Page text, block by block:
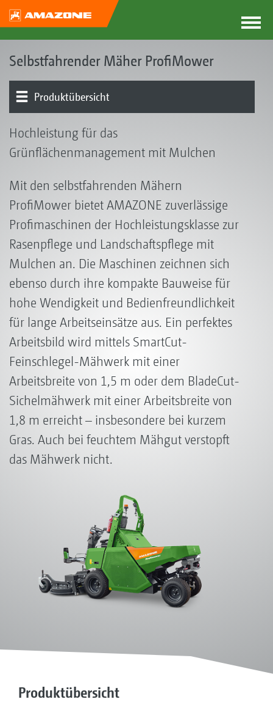
Selbstfahrender Mäher ProfiMower
Produktübersicht
Hochleistung für das
Grünflächenmanagement mit Mulchen
Mit den selbstfahrenden Mähern
ProfiMower bietet AMAZONE zuverlässige
Profimaschinen der Hochleistungsklasse zur
Rasenpflege und Landschaftspflege mit
Mulchen an. Die Maschinen zeichnen sich
ebenso durch ihre kompakte Bauweise für
hohe Wendigkeit und Bedienfreundlichkeit
für lange Arbeitseinsätze aus. Ein perfektes
Arbeitsbild wird mittels SmartCut-
Feinschlegel-Mähwerk mit einer
Arbeitsbreite von 1,5 m oder dem BladeCut-
Sichelmähwerk mit einer Arbeitsbreite von
1,8 m erreicht – insbesondere bei kurzem
Gras. Auch bei feuchtem Mähgut verstopft
das Mähwerk nicht.
Produktübersicht